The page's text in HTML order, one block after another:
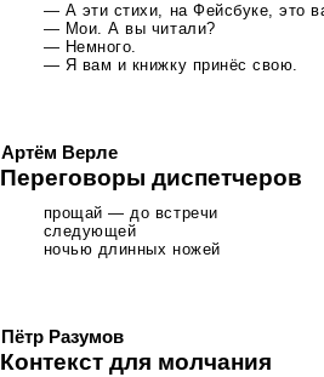
— А эти стихи, на Фейсбуке, это
— Мои. А вы читали?
— Немного.
— Я вам и книжку принёс свою.
Артём Верле
Переговоры диспетчеров
прощай — до встречи
следующей
ночью длинных ножей
Пётр Разумов
Контекст для молчания